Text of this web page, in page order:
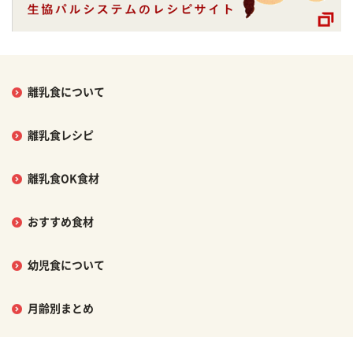
離乳食について
離乳食レシピ
離乳食OK食材
おすすめ食材
幼児食について
月齢別まとめ